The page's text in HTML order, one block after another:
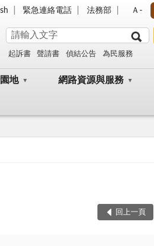
緊急連絡電話 法務部 Ａ-
起訴書 聲請書 偵結公告 為民服務
地 網路資源與服務
回上一頁